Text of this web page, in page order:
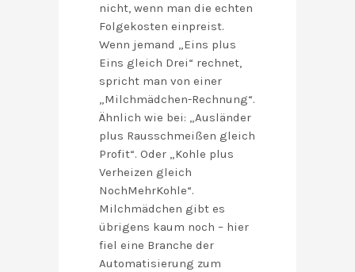
nicht, wenn man die echten
Folgekosten einpreist.
Wenn jemand „Eins plus
Eins gleich Drei“ rechnet,
spricht man von einer
„Milchmädchen-Rechnung“.
Ähnlich wie bei: „Ausländer
plus Rausschmeißen gleich
Profit“. Oder „Kohle plus
Verheizen gleich
NochMehrKohle“.
Milchmädchen gibt es
übrigens kaum noch – hier
fiel eine Branche der
Automatisierung zum